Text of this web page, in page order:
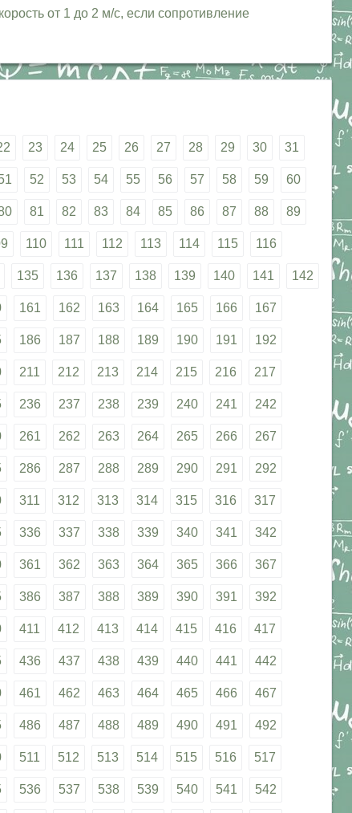
от 1 до 2 м/с, если сопротивление
23 24 25 26 27 28 29 30 31
52 53 54 55 56 57 58 59 60
81 82 83 84 85 86 87 88 89
110 111 112 113 114 115 116
135 136 137 138 139 140 141 142
161 162 163 164 165 166 167
186 187 188 189 190 191 192
211 212 213 214 215 216 217
236 237 238 239 240 241 242
261 262 263 264 265 266 267
286 287 288 289 290 291 292
311 312 313 314 315 316 317
336 337 338 339 340 341 342
361 362 363 364 365 366 367
386 387 388 389 390 391 392
411 412 413 414 415 416 417
436 437 438 439 440 441 442
461 462 463 464 465 466 467
486 487 488 489 490 491 492
511 512 513 514 515 516 517
536 537 538 539 540 541 542